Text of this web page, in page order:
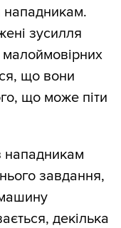
нападникам.
зусилля
що вони
що може піти
нападникам
завдання,
декілька